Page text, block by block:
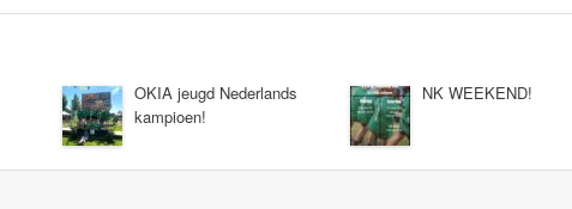
OKIA jeugd Nederlands
kampioen!
NK WEEKEND!